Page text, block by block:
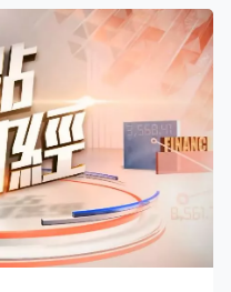
披露內幕消息的規定。